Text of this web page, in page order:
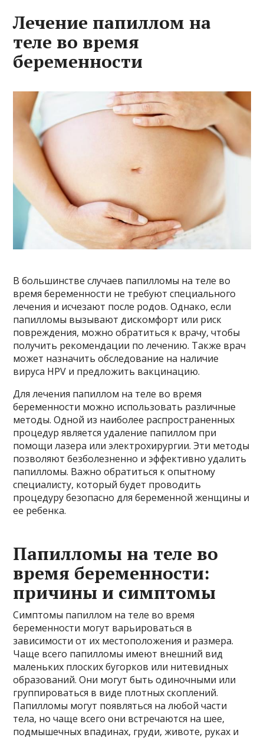
Лечение папиллом на
теле во время
беременности
В большинстве случаев папилломы на теле во
время беременности не требуют специального
лечения и исчезают после родов. Однако, если
папилломы вызывают дискомфорт или риск
повреждения, можно обратиться к врачу, чтобы
получить рекомендации по лечению. Также врач
может назначить обследование на наличие
вируса HPV и предложить вакцинацию.
Для лечения папиллом на теле во время
беременности можно использовать различные
методы. Одной из наиболее распространенных
процедур является удаление папиллом при
помощи лазера или электрохирургии. Эти методы
позволяют безболезненно и эффективно удалить
папилломы. Важно обратиться к опытному
специалисту, который будет проводить
процедуру безопасно для беременной женщины и
ее ребенка.
Папилломы на теле во
время беременности:
причины и симптомы
Симптомы папиллом на теле во время
беременности могут варьироваться в
зависимости от их местоположения и размера.
Чаще всего папилломы имеют внешний вид
маленьких плоских бугорков или нитевидных
образований. Они могут быть одиночными или
группироваться в виде плотных скоплений.
Папилломы могут появляться на любой части
тела, но чаще всего они встречаются на шее,
подмышечных впадинах, груди, животе, руках и